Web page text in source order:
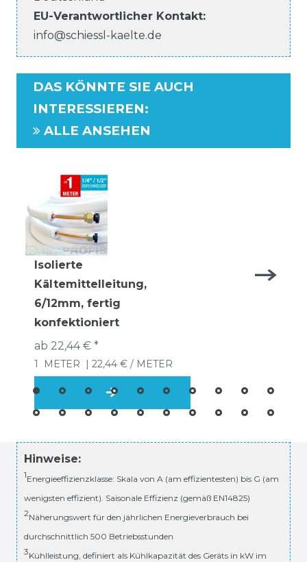
EU-Verantwortlicher Kontakt:
info@schiessl-kaelte.de
DAS KÖNNTE SIE AUCH
INTERESSIEREN:
ALLE ANSEHEN
Isolierte
Kältemittelleitung,
6/12mm, fertig
konfektioniert
ab 22,44 € *
1 METER | 22,44 € / METER
Hinweise:
1Energieeffizienzklasse: Skala von A (am effizientesten) bis G (am
wenigsten effizient). Saisonale Effizienz (gemäß EN14825)
2Näherungswert für den jährlichen Energieverbrauch bei
durchschnittlich 500 Betriebsstunden
3Kühlleistung, definiert als Kühlkapazität des Geräts in kW im